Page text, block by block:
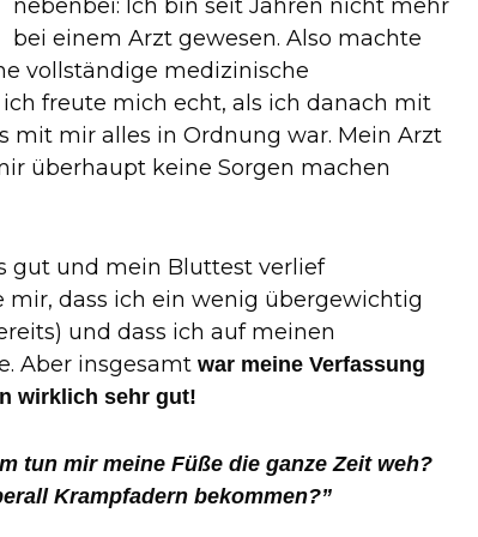
nebenbei: Ich bin seit Jahren nicht mehr
bei einem Arzt gewesen. Also machte
vollständige medizinische
freute mich echt, als ich danach mit
mit mir alles in Ordnung war. Mein Arzt
überhaupt keine Sorgen machen
gut und mein Bluttest verlief
mir, dass ich ein wenig übergewichtig
und dass ich auf meinen
Aber insgesamt war meine Verfassung
wirklich sehr gut!
tun mir meine Füße die ganze Zeit weh?
Krampfadern bekommen?”